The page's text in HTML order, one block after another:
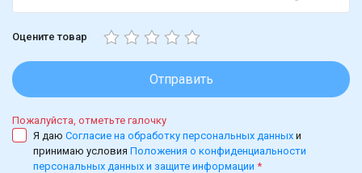
Оцените товар
Отправить
Пожалуйста, отметьте галочку
Я даю Согласие на обработку персональных данных и
принимаю условия Положения о конфиденциальности
персональных данных и защите информации *